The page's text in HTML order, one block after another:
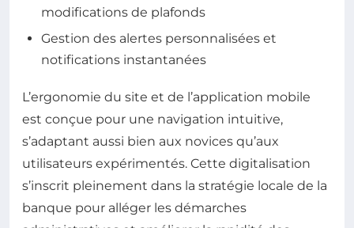
modifications de plafonds
Gestion des alertes personnalisées et
notifications instantanées
L’ergonomie du site et de l’application mobile
est conçue pour une navigation intuitive,
s’adaptant aussi bien aux novices qu’aux
utilisateurs expérimentés. Cette digitalisation
s’inscrit pleinement dans la stratégie locale de la
banque pour alléger les démarches